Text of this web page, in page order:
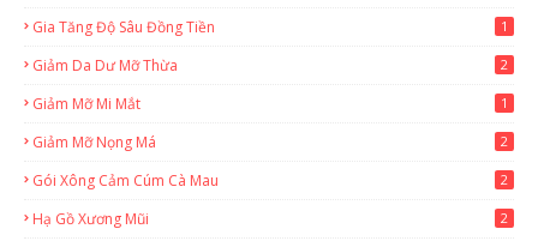
Gia Tăng Độ Sâu Đồng Tiền 1
Giảm Da Dư Mỡ Thừa 2
Giảm Mỡ Mi Mắt 1
Giảm Mỡ Nọng Má 2
Gói Xông Cảm Cúm Cà Mau 2
Hạ Gồ Xương Mũi 2